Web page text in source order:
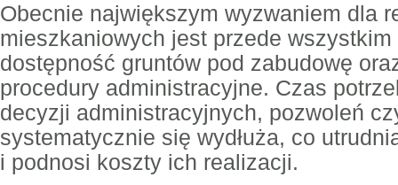
Obecnie największym wyzwaniem dla
mieszkaniowych jest przede
dostępność gruntów pod zabudowę
procedury administracyjne. Czas
decyzji administracyjnych, pozwoleń
systematycznie się wydłuża, co
i podnosi koszty ich realizacji.